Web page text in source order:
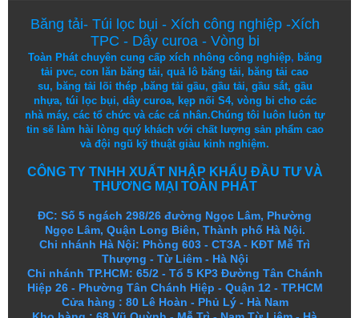
Băng tải- Túi lọc bụi - Xích công nghiệp-Xích
TPC - Dây curoa - Vòng bi
Toàn Phát chuyên cung cấp xích nhông công nghiệp, băng
tải pvc,con lăn băng tải,quả lô băng tải, băng tải cao
su, băng tải lõi thép,băng tải gầu, gầu tải, gầu sắt, gầu
nhựa, túi lọc bụi, dây curoa, kẹp nối S4, vòng bi cho các
nhà máy, các tổ chức và các cá nhân.Chúng tôi luôn luôn tự
tin sẽ làm hài lòng quý khách với chất lượng sảnphẩm cao
và đội ngũ kỹ thuật giàu kinh nghiệm.
CÔNG TY TNHH XUẤT NHẬP KHẨU ĐẦU TƯ VÀ
THƯƠNG MẠI TOÀN PHÁT
ĐC: Số 5 ngách 298/26 đường Ngọc Lâm, Phường
Ngọc Lâm, Quận Long Biên, Thành phố Hà Nội.
Chi nhánh Hà Nội: Phòng 603 - CT3A - KĐT Mễ Trì
Thượng - Từ Liêm - Hà Nội
Chi nhánh TP.HCM: 65/2 - Tổ 5 KP3 Đường Tân Chánh
Hiệp 26 - Phường Tân Chánh Hiệp - Quận 12 - TP.HCM
Cửa hàng : 80 Lê Hoàn - Phủ Lý - Hà Nam